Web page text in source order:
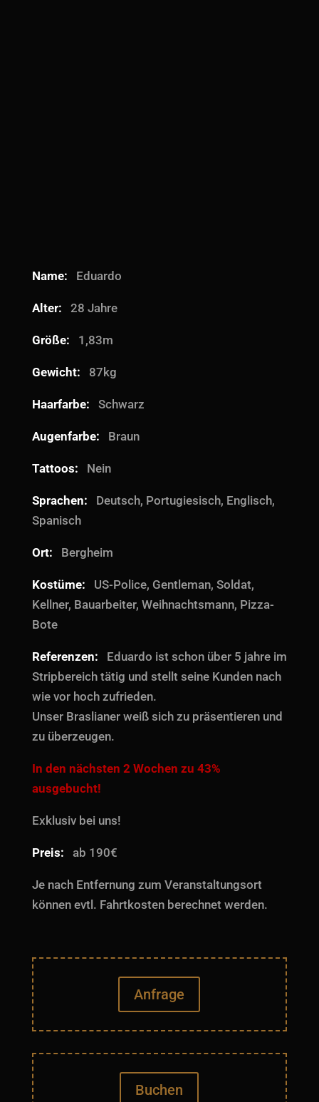
Name: Eduardo
Alter: 28 Jahre
Größe: 1,83m
Gewicht: 87kg
Haarfarbe: Schwarz
Augenfarbe: Braun
Tattoos: Nein
Sprachen:
Deutsch, Portugiesisch, Englisch,
Spanisch
Ort: Bergheim
Kostüme: US-Police, Gentleman, Soldat,
Kellner, Bauarbeiter, Weihnachtsmann, Pizza-
Bote
Referenzen:
Eduardo ist schon über 5 jahre im
Stripbereich tätig und stellt seine Kunden nach
wie vor hoch zufrieden.
Unser Braslianer weiß sich zu präsentieren und
zu überzeugen.
In den nächsten 2 Wochen zu 43%
ausgebucht!
Exklusiv bei uns!
Preis: ab 190€
Je nach Entfernung zum Veranstaltungsort
können evtl. Fahrtkosten berechnet werden.
Anfrage
Buchen